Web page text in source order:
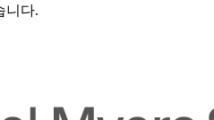
니다.